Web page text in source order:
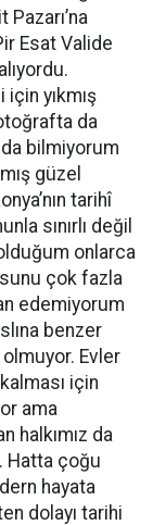
Esat Valide
yıkmış
da
da bilmiyorum
güzel
tarihî
sınırlı değil
onlarca
çok fazla
edemiyorum
benzer
Evler
için
ama
halkımız da
Hatta çoğu
hayata
dolayı tarihi